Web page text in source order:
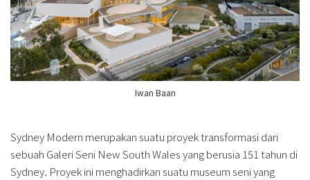
Iwan Baan
Sydney Modern merupakan suatu proyek transformasi dari
sebuah Galeri Seni New South Wales yang berusia 151 tahun di
Sydney. Proyek ini menghadirkan suatu museum seni yang